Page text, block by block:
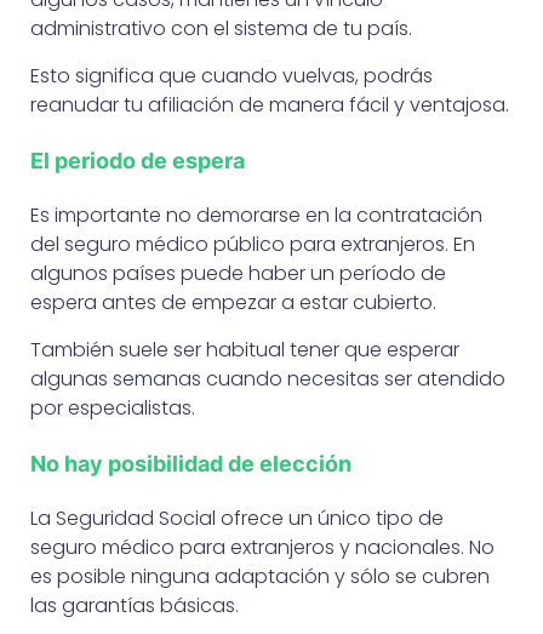
administrativo con el sistema de tu país.
Esto significa que cuando vuelvas, podrás
reanudar tu afiliación de manera fácil y ventajosa.
El periodo de espera
Es importante no demorarse en la contratación
del seguro médico público para extranjeros. En
algunos países puede haber un período de
espera antes de empezar a estar cubierto.
También suele ser habitual tener que esperar
algunas semanas cuando necesitas ser atendido
por especialistas.
No hay posibilidad de elección
La Seguridad Social ofrece un único tipo de
seguro médico para extranjeros y nacionales. No
es posible ninguna adaptación y sólo se cubren
las garantías básicas.